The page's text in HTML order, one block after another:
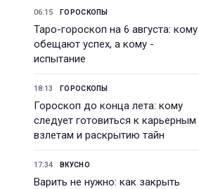
06:15 ГОРОСКОПЫ
Таро-гороскоп на 6 августа: кому
обещают успех, а кому -
испытание
18:13 ГОРОСКОПЫ
Гороскоп до конца лета: кому
следует готовиться к карьерным
взлетам и раскрытию тайн
17:34 ВКУСНО
Варить не нужно: как закрыть